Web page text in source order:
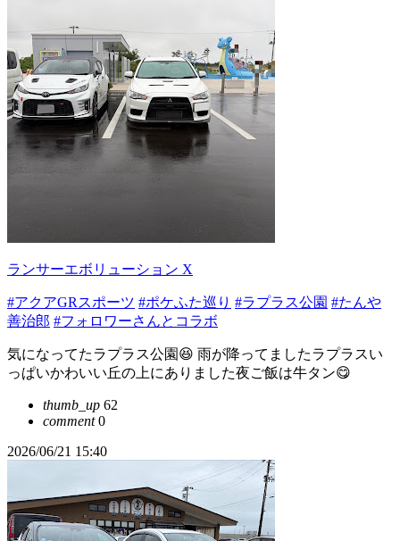
ランサーエボリューション X
#アクアGRスポーツ #ポケふた巡り #ラプラス公園 #たんや
善治郎 #フォロワーさんとコラボ
気になってたラプラス公園😆 雨が降ってましたラプラスい
っぱいかわいい丘の上にありました夜ご飯は牛タン😋
thumb_up 62
comment0
2026/06/21 15:40